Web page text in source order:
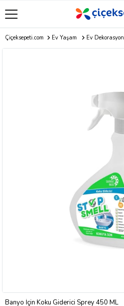
Çiçeksepeti.com Ev Yaşam Ev Dekorasyon
Banyo İçin Koku Giderici Sprey 450 ML